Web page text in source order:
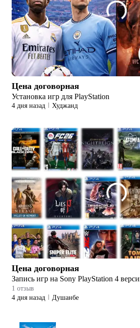
Цена договорная
Установка игр для PlayStation
4 дня назад Худжанд
Цена договорная
Запись игр на Sony PlayStation 4
1 отзыв
4 дня назад
Душанбе